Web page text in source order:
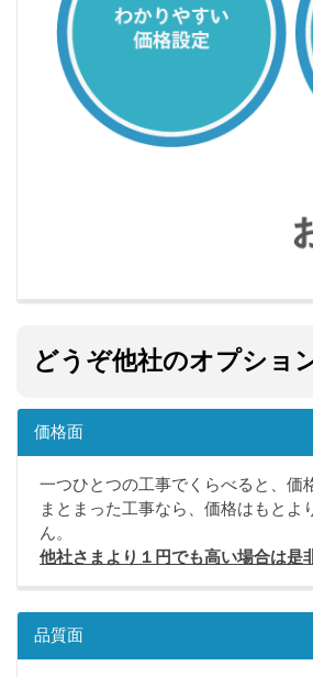
どうぞ他社のオプショ
価格面
一つひとつの工事でくらべると、価
まとまった工事なら、価格はもと
ん。
他社さまより１円でも高い場合は是
品質面